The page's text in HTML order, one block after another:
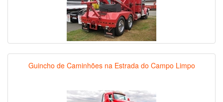
Guincho de Caminhões na Estrada do Campo Limpo